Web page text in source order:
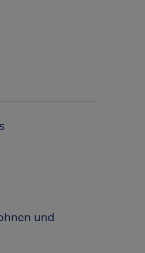
und